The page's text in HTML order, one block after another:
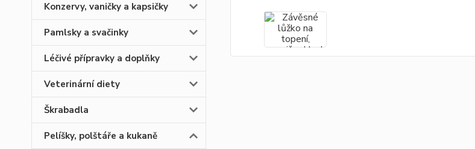
Konzervy, vaničky a kapsičky
Pamlsky a svačinky
Léčivé přípravky a doplňky
Veterinární diety
Škrabadla
Pelíšky, polštáře a kukaně